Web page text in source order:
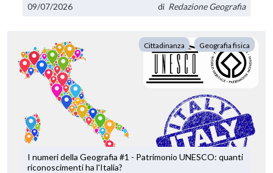
09/07/2026 di Redazione Geografia
Cittadinanza Geografia fisica
I numeri della Geografia #1 - Patrimonio UNESCO: quanti
riconoscimenti ha l'Italia?